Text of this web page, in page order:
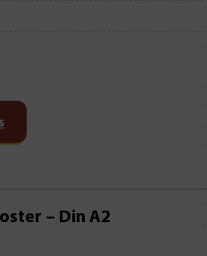
– Din A2